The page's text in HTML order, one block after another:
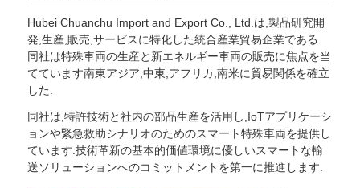
Hubei Chuanchu Import and Export Co., Ltd.は,製品研究開
発,生産,販売,サービスに特化した統合産業貿易企業である.
同社は特殊車両の生産と新エネルギー車両の販売に焦点を当
てています南東アジア,中東,アフリカ,南米に貿易関係を確立
した.
同社は,特許技術と社内の部品生産を活用し,IoTアプリケーシ
ョンや緊急救助シナリオのためのスマート特殊車両を提供し
ています.技術革新の基本的価値環境に優しいスマートな輸
送ソリューションへのコミットメントを第一に推進します.